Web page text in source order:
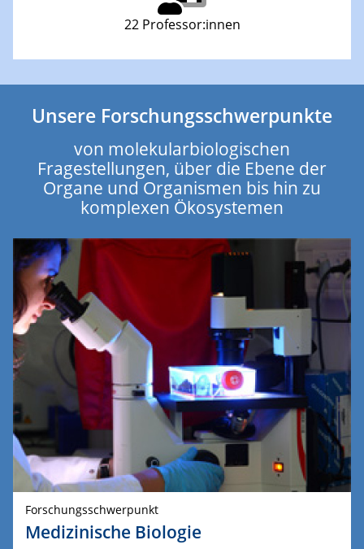
22 Professor:innen
Unsere Forschungsschwerpunkte
von molekularbiologischen
Fragestellungen, über die Ebene der
Organe und Organismen bis hin zu
komplexen Ökosystemen
Forschungsschwerpunkt
Medizinische Biologie